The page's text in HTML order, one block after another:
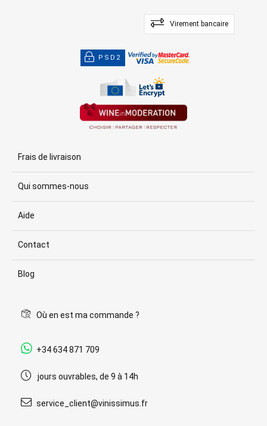
Virement bancaire
PSD2
Frais de livraison
Qui sommes-nous
Aide
Contact
Blog
Où en est ma commande ?
+34 634 871 709
jours ouvrables, de 9 à 14h
service_client@vinissimus.fr